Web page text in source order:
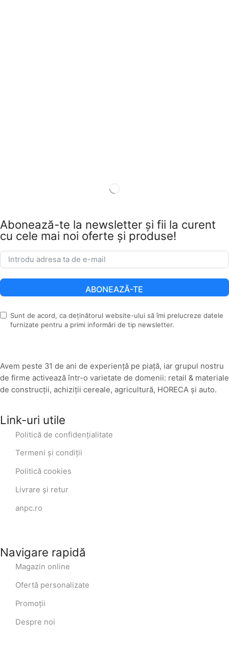
Abonează-te la newsletter și fii la curent
cu cele mai noi oferte și produse!
ABONEAZĂ-TE
Sunt de acord, ca deținătorul website-ului să îmi prelucreze datele
furnizate pentru a primi informări de tip newsletter.
Avem peste 31 de ani de experiență pe piață, iar grupul nostru
de firme activează într-o varietate de domenii: retail & materiale
de construcții, achiziții cereale, agricultură, HORECA și auto.
Link-uri utile
Politică de confidențialitate
Termeni și condiții
Politică cookies
Livrare și retur
anpc.ro
Navigare rapidă
Magazin online
Ofertă personalizate
Promoții
Despre noi